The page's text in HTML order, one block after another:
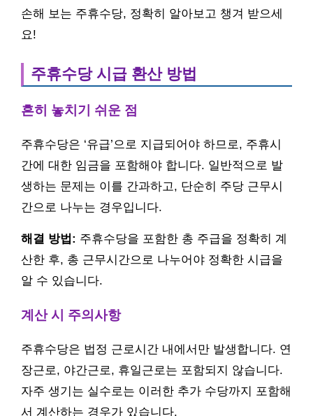
손해 보는 주휴수당, 정확히 알아보고 챙겨 받으세
요!
주휴수당 시급 환산 방법
흔히 놓치기 쉬운 점
주휴수당은 ‘유급’으로 지급되어야 하므로, 주휴시
간에 대한 임금을 포함해야 합니다. 일반적으로 발
생하는 문제는 이를 간과하고, 단순히 주당 근무시
간으로 나누는 경우입니다.
해결 방법: 주휴수당을 포함한 총 주급을 정확히 계
산한 후, 총 근무시간으로 나누어야 정확한 시급을
알 수 있습니다.
계산 시 주의사항
주휴수당은 법정 근로시간 내에서만 발생합니다. 연
장근로, 야간근로, 휴일근로는 포함되지 않습니다.
자주 생기는 실수로는 이러한 추가 수당까지 포함해
서 계산하는 경우가 있습니다.